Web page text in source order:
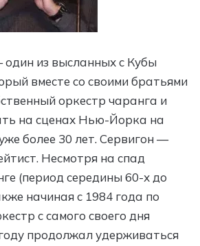
из высланных с Кубы
вместе со своими братьями
оркестр чаранга и
на сценах Нью-Йорка на
более 30 лет. Сервигон —
Несмотря на спад
(период середины 60-х до
начиная с 1984 года по
с самого своего дня
продолжал удерживаться